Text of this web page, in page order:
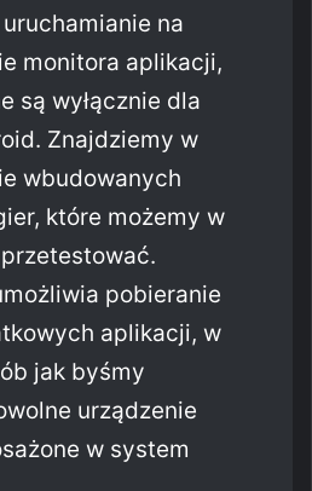
na
monitora aplikacji,
są wyłącznie dla
Znajdziemy w
wbudowanych
które możemy w
pobieranie
aplikacji, w
jak byśmy
urządzenie
w system